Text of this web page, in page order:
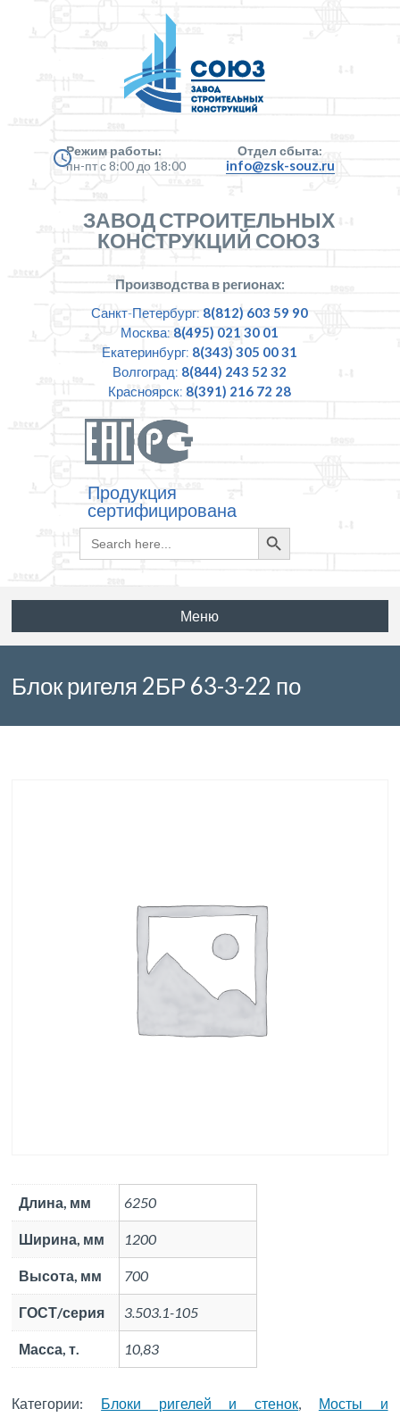
Режим работы:
пн-пт с 8:00 до 18:00
Отдел сбыта:
info@zsk-souz.ru
ЗАВОД СТРОИТЕЛЬНЫХ
КОНСТРУКЦИЙ СОЮЗ
Производства в регионах:
Санкт-Петербург: 8(812) 603 59 90
Москва: 8(495) 021 30 01
Екатеринбург: 8(343) 305 00 31
Волгоград: 8(844) 243 52 32
Красноярск: 8(391) 216 72 28
Продукция
сертифицирована
Search
for:
Search
Button
Меню
Блок ригеля 2БР 63-3-22 по
Длина, мм 6250
Ширина, мм 1200
Высота, мм 700
ГОСТ/серия 3.503.1-105
Масса, т. 10,83
Категории: Блоки ригелей и стенок
Мосты и